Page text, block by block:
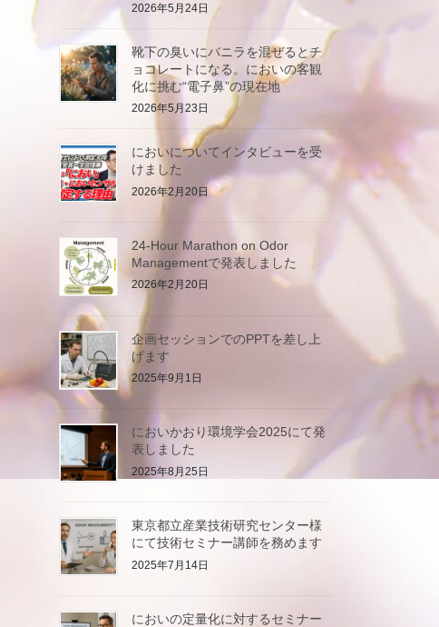
2026年5月24日
靴下の臭いにバニラを混ぜるとチ
ョコレートになる。においの客観
化に挑む“電子鼻”の現在地
2026年5月23日
においについてインタビューを受
けました
2026年2月20日
24-Hour Marathon on Odor
Managementで発表しました
2026年2月20日
企画セッションでのPPTを差し上
げます
2025年9月1日
においかおり環境学会2025にて発
表しました
2025年8月25日
東京都立産業技術研究センター様
にて技術セミナー講師を務めます
2025年7月14日
においの定量化に対するセミナー